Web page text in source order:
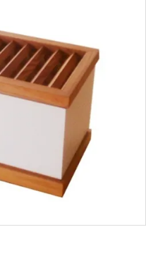
色衣・裳附
布袍・間衣
襦袢・裾除け
草履・はきもの
収納
書籍
天蓋・瓔珞・吊金具
金香炉・花瓶・火立
仏器・供笥・供物
ご法要用品・箱類